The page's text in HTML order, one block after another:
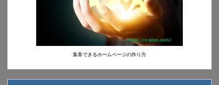
集客できるホームページの作り方